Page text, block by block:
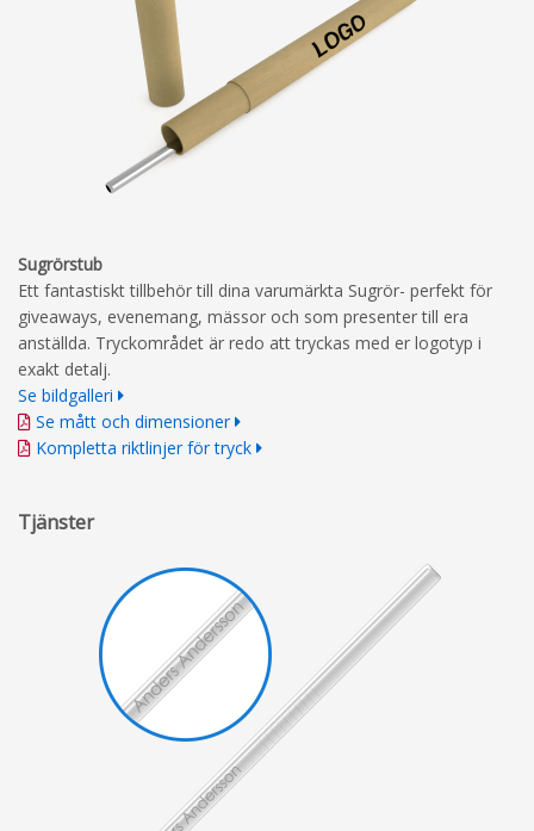
Sugrörstub
Ett fantastiskt tillbehör till dina varumärkta Sugrör- perfekt för
giveaways, evenemang, mässor och som presenter till era
anställda. Tryckområdet är redo att tryckas med er logotyp i
exakt detalj.
Se bildgalleri
Se mått och dimensioner
Kompletta riktlinjer för tryck
Tjänster